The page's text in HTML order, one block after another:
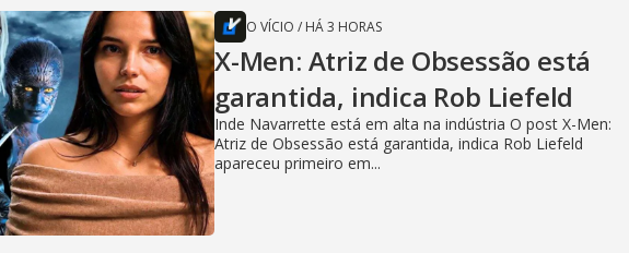
O VÍCIO / HÁ 3 HORAS
X-Men: Atriz de Obsessão está
garantida, indica Rob Liefeld
Inde Navarrette está em alta na indústria O post X-Men:
Atriz de Obsessão está garantida, indica Rob Liefeld
apareceu primeiro em...